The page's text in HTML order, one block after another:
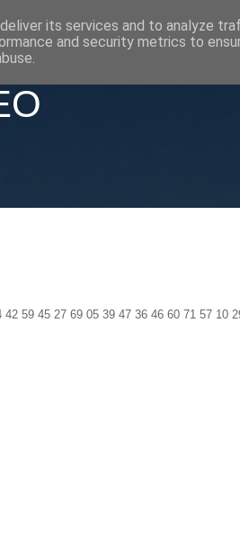
59 45 27 69 05 39 47 36 46 60 71 57 10
its services and to analyze
and security metrics to